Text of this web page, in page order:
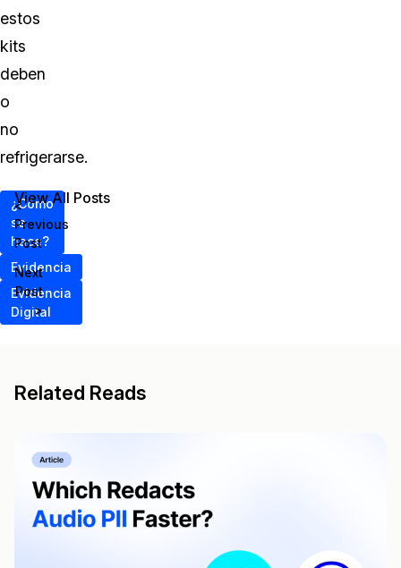
estos
kits
deben
o
no
refrigerarse.
¿Cómo
se
hace?
Evidencia
Evidencia
Digital
<
Previous
Post
Next
Post
>
View All Posts
Related Reads